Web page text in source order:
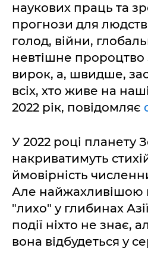
наукових праць та
прогнози для
голод, війни,
невтішне пророцтво
вирок, а, швидше,
всіх, хто живе на
2022 рік, повідомляє
У 2022 році планету
накриватимуть
ймовірність
Але найжахливішою
"лихо" у глибинах
події ніхто не знає,
вона відбудеться у